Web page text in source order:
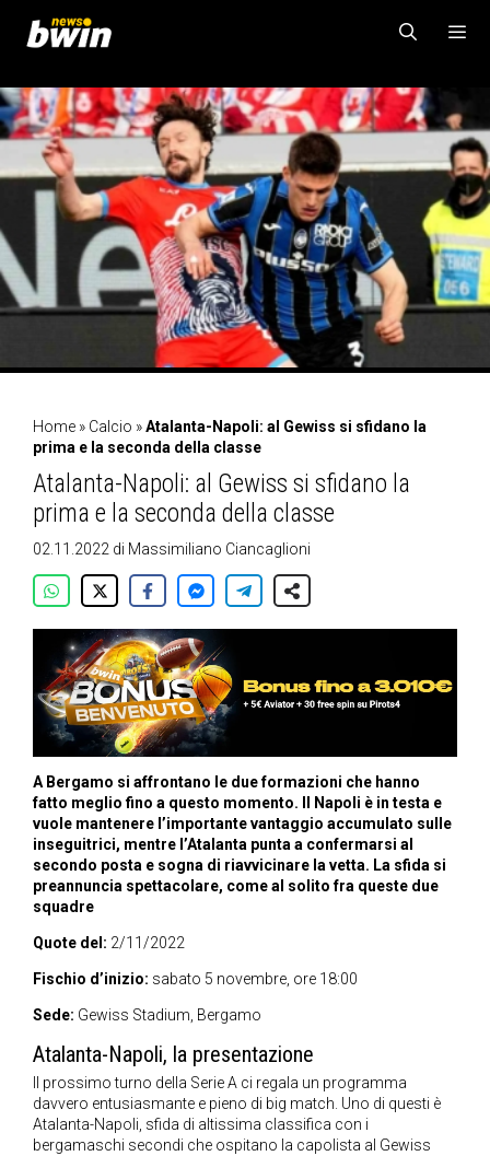
contenuto
Home » Calcio »Atalanta-Napoli: al Gewiss si sfidano la
prima e la seconda della classe
Atalanta-Napoli: al Gewiss si sfidano la
prima e la seconda della classe
02.11.2022 di Massimiliano Ciancaglioni
A Bergamo si affrontano le due formazioni che hanno
fatto meglio fino a questo momento. Il Napoli è in testa e
vuole mantenere l’importante vantaggio accumulato sulle
inseguitrici, mentre l’Atalanta punta a confermarsi al
secondo posta e sogna di riavvicinare la vetta. La sfida si
preannuncia spettacolare, come al solito fra queste due
squadre
Quote del: 2/11/2022
Fischio d’inizio: sabato 5 novembre, ore 18:00
Sede: Gewiss Stadium, Bergamo
Atalanta-Napoli, la presentazione
Il prossimo turno della Serie A ci regala un programma
davvero entusiasmante e pieno di big match. Uno di questi è
Atalanta-Napoli, sfida di altissima classifica con i
bergamaschi secondi che ospitano la capolista al Gewiss